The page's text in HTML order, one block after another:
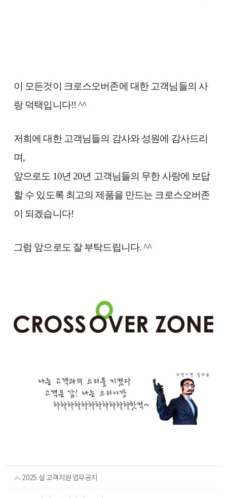
이 모든것이 크로스오버존에 대한 고객님들의 사
랑 덕택입니다!! ^^
저희에 대한 고객님들의 감사와 성원에 감사드리
며,
앞으로도 10년 20년 고객님들의 무한 사랑에 보답
할 수 있도록 최고의 제품을 만드는 크로스오버존
이 되겠습니다!
그럼 앞으로도 잘 부탁드립니다. ^^
2025 설 고객지원 업무공지